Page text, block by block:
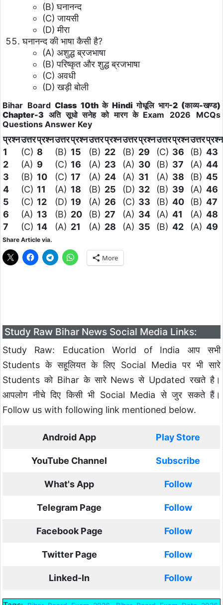
(B) घनानन्द
(C) जायसी
(D) मीरा
घनानन्द की भाषा कैसी है?
(A) अशुद्ध ब्रजभाषा
(B) परिष्कृत और शुद्ध ब्रजभाषा
(C) अवधी
(D) खड़ी बोली
Bihar Board Class 10th के Hindiगोधूलि भाग-2 (काव्य-खण्ड)
Chapter-3 अति सूधो सनेह को मारग के Exam 2026 MCQs
Questions Answer Key
प्रश्नउत्तरप्रश्नउत्तरप्रश्नउत्तरप्रश्नउत्तरप्रश्नउत्तरप्रश्नउत्तरप्रश्न
1
(C) 8 (B) 15 (B) 22 (B) 29 (C) 36 (B) 43
2
(A) 9 (C) 16 (A) 23 (A) 30 (B) 37 (A) 44
3
(B) 10 (C) 17 (A) 24 (A) 31 (A) 38 (B) 45
4
(C) 11 (A) 18 (B) 25 (D) 32 (B) 39 (A) 46
5
(C) 12 (D) 19 (A) 26 (C) 33 (B) 40 (B) 47
6
(A) 13 (B) 20 (B) 27 (A) 34 (A) 41 (A) 48
7
(C) 14 (A) 21 (A) 28 (A) 35 (B) 42 (A) 49
Share Article via.
More
Study Raw Bihar News Social Media Links:
Study Raw: Education World of India आप सभी
Students के सहूलियत के लिए Social Media पर भी सारे
Students को Bihar के सारे News से Updated रखते है।
आपलोग नीचे दिए किसी भी Social Media से जुर सकते हैं।
Follow us with following link mentioned below.
Android App Play Store
YouTube Channel Subscribe
What's App Follow
Telegram Page Follow
Facebook Page Follow
Twitter Page Follow
Linked-In Follow